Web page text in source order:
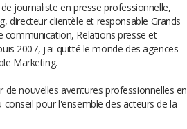
journaliste en presse professionnelle,
directeur clientèle et responsable Grands
communication, Relations presse et
2007, j'ai quitté le monde des agences
Marketing.
nouvelles aventures professionnelles en
pour l'ensemble des acteurs de la